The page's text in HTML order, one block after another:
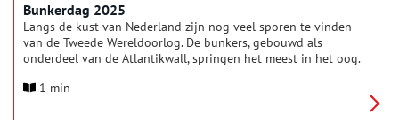
Bunkerdag 2025
Langs de kust van Nederland zijn nog veel sporen te vinden
van de Tweede Wereldoorlog. De bunkers, gebouwd als
onderdeel van de Atlantikwall, springen het meest in het oog.
bunkers van Zeeland tot de Waddeneilanden samen open voor
1 min